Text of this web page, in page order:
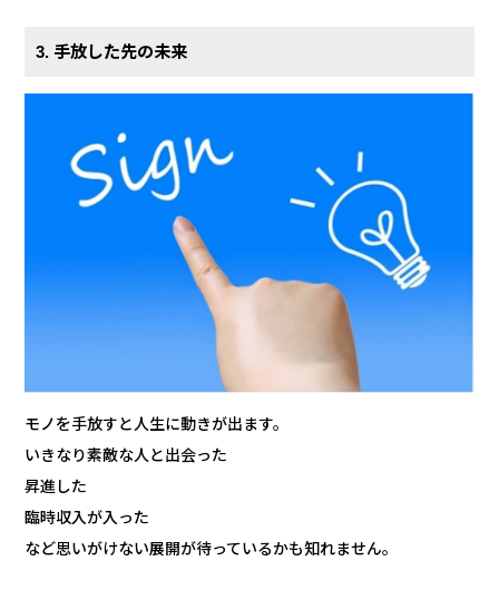
3. 手放した先の未来
モノを手放すと人生に動きが出ます。
いきなり素敵な人と出会った
昇進した
臨時収入が入った
など思いがけない展開が待っているかも知れません。